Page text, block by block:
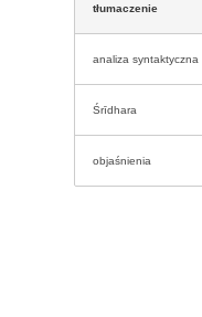
tłumaczenie
analiza syntaktyczna
Śrīdhara
objaśnienia